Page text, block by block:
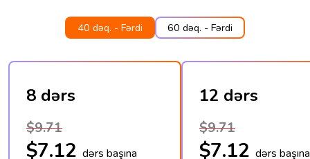
40 dəq. - Fərdi 60 dəq. - Fərdi
8 dərs
$9.71
$7.12 dərs başına
12 dərs
$9.71
$7.12 dərs başına